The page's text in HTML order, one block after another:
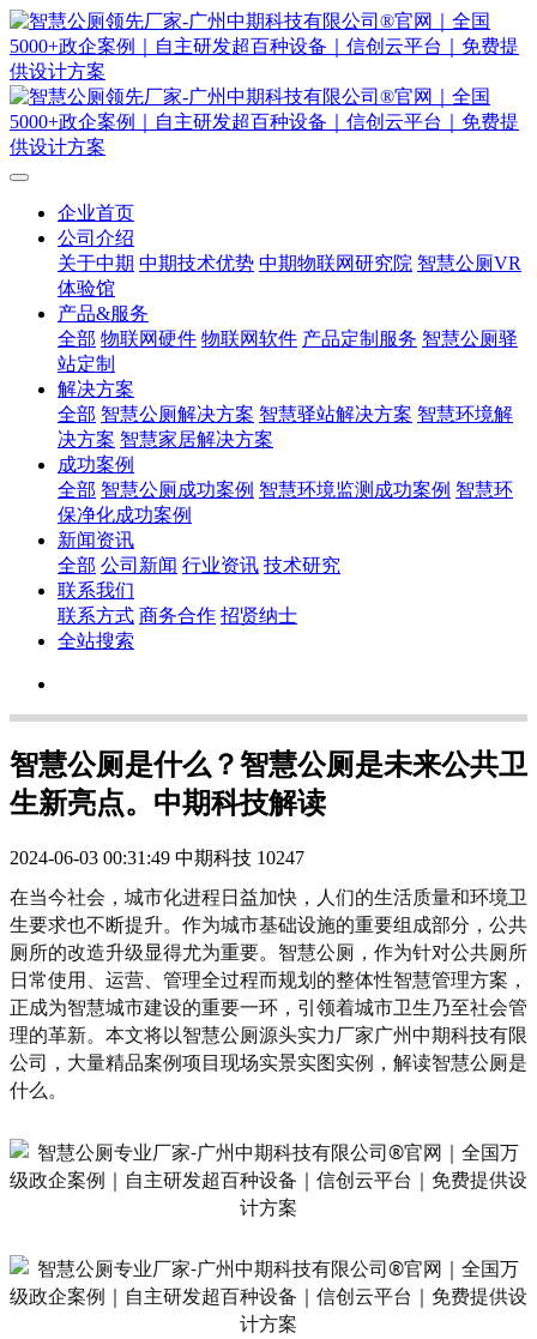
企业首页
公司介绍
关于中期 中期技术优势 中期物联网研究院 智慧公厕VR
体验馆
产品&服务
全部 物联网硬件 物联网软件 产品定制服务 智慧公厕驿
站定制
解决方案
全部 智慧公厕解决方案 智慧驿站解决方案 智慧环境解
决方案 智慧家居解决方案
成功案例
全部 智慧公厕成功案例 智慧环境监测成功案例 智慧环
保净化成功案例
新闻资讯
全部 公司新闻 行业资讯 技术研究
联系我们
联系方式 商务合作 招贤纳士
全站搜索
智慧公厕是什么？智慧公厕是未来公共卫
生新亮点。中期科技解读
2024-06-03 00:31:49 中期科技 10247
在当今社会，城市化进程日益加快，人们的生活质量和环境卫
生要求也不断提升。作为城市基础设施的重要组成部分，公共
厕所的改造升级显得尤为重要。智慧公厕，作为针对公共厕所
日常使用、运营、管理全过程而规划的整体性智慧管理方案，
正成为智慧城市建设的重要一环，引领着城市卫生乃至社会管
理的革新。本文将以智慧公厕源头实力厂家广州中期科技有限
公司，大量精品案例项目现场实景实图实例，解读智慧公厕是
什么。